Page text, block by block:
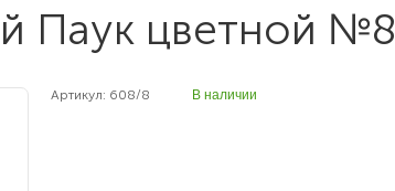
Паук цветной №8
Артикул: 608/8 В наличии